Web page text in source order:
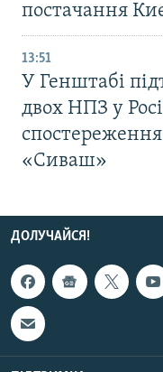
постачання
13:51
У Генштабі
двох НПЗ у
спостереження
«Сиваш»
ДОЛУЧАЙСЯ!